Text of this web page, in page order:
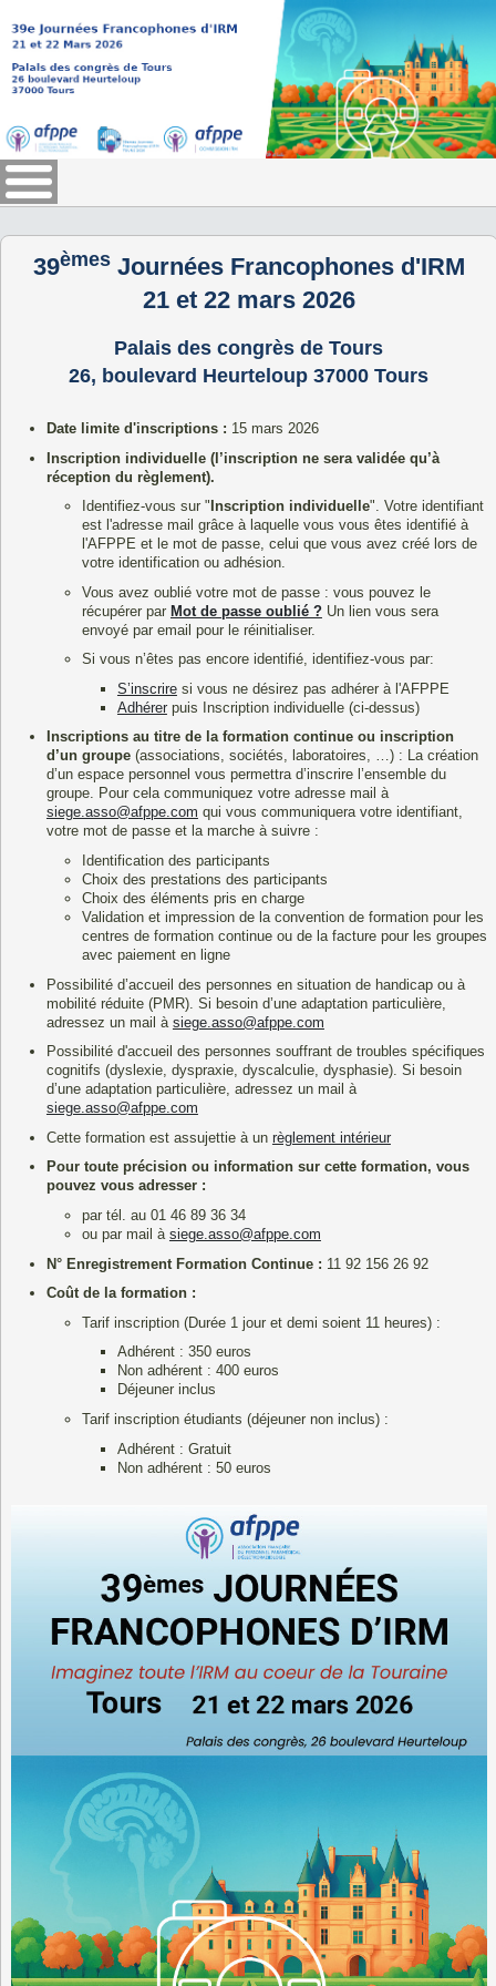
39èmesJournées Francophones d'IRM
21 et 22 mars 2026
Palais des congrès de Tours
26, boulevard Heurteloup 37000 Tours
Date limite d'inscriptions : 15 mars 2026
Inscription individuelle(l’inscription ne sera validée qu’à
réception du règlement).
Identifiez-vous sur " Inscription individuelle". Votre identifiant
est l'adresse mail grâce à laquelle vous vous êtes identifié à
l'AFPPE et le mot de passe, celui que vous avez créé lors de
votre identification ou adhésion.
Vous avez oublié votre mot de passe : vous pouvez le
récupérer par Mot de passe oublié ?Un lien vous sera
envoyé par email pour le réinitialiser.
Si vous n’êtes pas encore identifié, identifiez-vous par:
S’inscriresi vous ne désirez pas adhérer à l'AFPPE
Adhérerpuis Inscription individuelle (ci-dessus)
Inscriptions au titre de la formation continue ou inscription
d’un groupe(associations, sociétés, laboratoires, …) : La création
d’un espace personnel vous permettra d’inscrire l’ensemble du
groupe. Pour cela communiquez votre adresse mail à
siege.asso@afppe.com qui vous communiquera votre identifiant,
votre mot de passe et la marche à suivre :
Identification des participants
Choix des prestations des participants
Choix des éléments pris en charge
Validation et impression de la convention de formation pour les
centres de formation continue ou de la facture pour les groupes
avec paiement en ligne
Possibilité d’accueil des personnes en situation de handicap ou à
mobilité réduite (PMR). Si besoin d’une adaptation particulière,
adressez un mail à siege.asso@afppe.com
Possibilité d'accueil des personnes souffrant de troubles spécifiques
cognitifs (dyslexie, dyspraxie, dyscalculie, dysphasie). Si besoin
d’une adaptation particulière, adressez un mail à
siege.asso@afppe.com
Cette formation est assujettie à un règlement intérieur
Pour toute précision ou information sur cette formation, vous
pouvez vous adresser :
par tél. au 01 46 89 36 34
ou par mail à siege.asso@afppe.com
N° Enregistrement Formation Continue : 11 92 156 26 92
Coût de la formation :
Tarif inscription (Durée 1 jour et demi soient 11 heures) :
Adhérent : 350 euros
Non adhérent : 400 euros
Déjeuner inclus
Tarif inscription étudiants (déjeuner non inclus) :
Adhérent : Gratuit
Non adhérent : 50 euros